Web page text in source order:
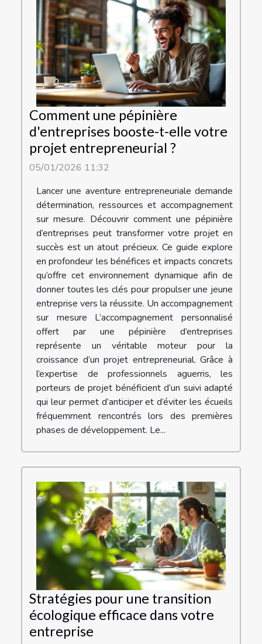
Comment une pépinière
d'entreprises booste-t-elle votre
projet entrepreneurial ?
05/01/2026 11:32
Lancer une aventure entrepreneuriale demande
détermination, ressources et accompagnement
sur mesure. Découvrir comment une pépinière
d’entreprises peut transformer votre projet en
succès est un atout précieux. Ce guide explore
en profondeur les bénéfices et impacts concrets
qu’offre cet environnement dynamique afin de
donner toutes les clés pour propulser une jeune
entreprise vers la réussite. Un accompagnement
sur mesure L’accompagnement personnalisé
offert par une pépinière d’entreprises
représente un véritable moteur pour la
croissance d’un projet entrepreneurial. Grâce à
l’expertise de professionnels aguerris, les
porteurs de projet bénéficient d’un suivi adapté
qui leur permet d’anticiper et d’éviter les écueils
fréquemment rencontrés lors des premières
phases de développement. Le...
Stratégies pour une transition
écologique efficace dans votre
entreprise